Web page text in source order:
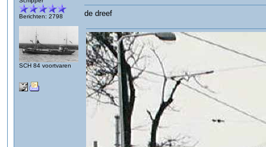
Berichten: 2798
SCH 84 voortvaren
de dreef